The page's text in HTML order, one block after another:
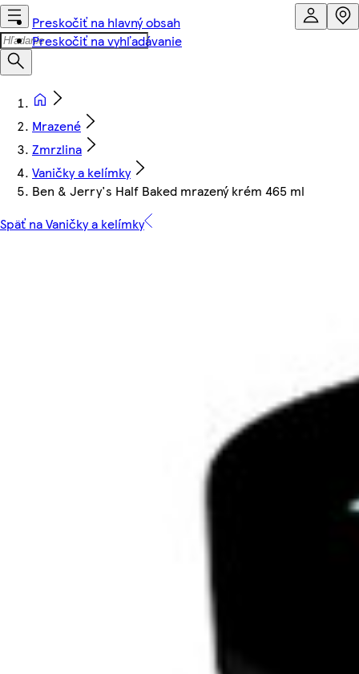
Preskočiť na hlavný obsah
Preskočiť na vyhľadávanie
Mrazené
Zmrzlina
Vaničky a kelímky
Ben & Jerry's Half Baked mrazený krém 465 ml
Späť na Vaničky a kelímky